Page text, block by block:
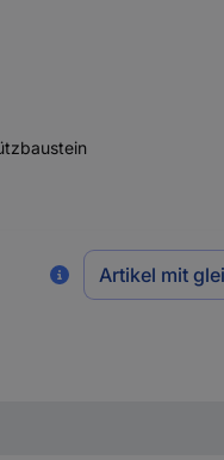
Artikel mit